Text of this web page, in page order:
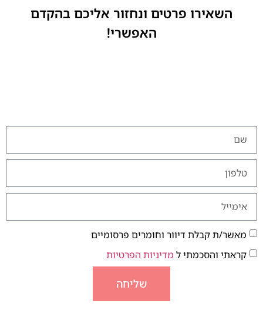
השאירו פרטים ונחזור אליכם בהקדם
האפשרי!
מאשר/ת קבלת דיוור וחומרים פרסומיים
קראתי והסכמתי ל מדיניות הפרטיות
שליחה